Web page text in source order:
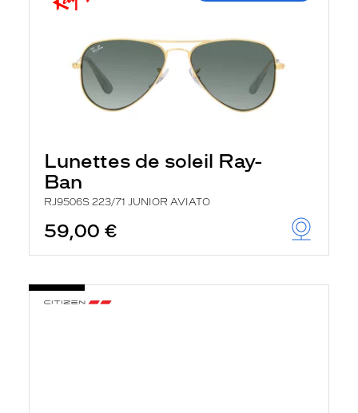
Lunettes de soleil Ray-
Ban
RJ9506S 223/71 JUNIOR AVIATO
59,00 €